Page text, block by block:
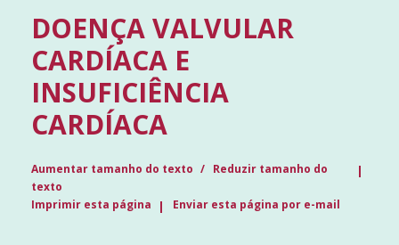
DOENÇA VALVULAR
CARDÍACA E
INSUFICIÊNCIA
CARDÍACA
Aumentar tamanho do texto
Reduzir tamanho do
texto
Imprimir esta página
Enviar esta página por e-mail